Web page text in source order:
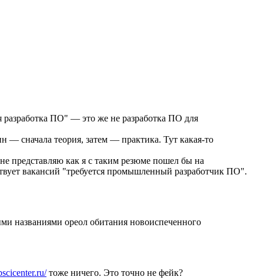
разработка ПО" — это же не разработка ПО для
— сначала теория, затем — практика. Тут какая-то
представляю как я с таким резюме пошел бы на
вакансий "требуется промышленный разработчик ПО".
названиями ореол обитания новоиспеченного
тоже ничего. Это точно не фейк?